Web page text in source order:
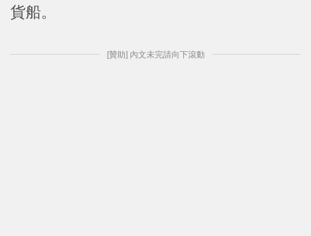
貨船。
[贊助] 內文未完請向下滾動